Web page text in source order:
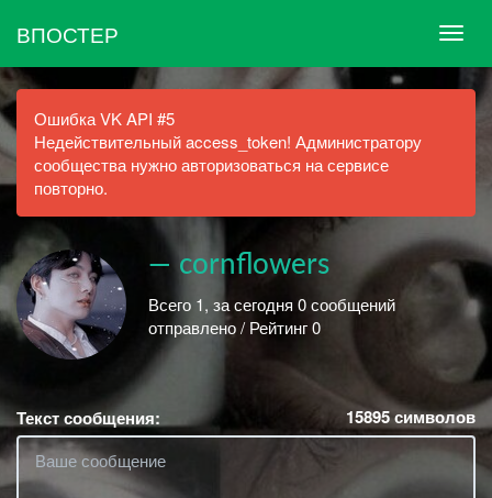
ВПОСТЕР
Ошибка VK API #5
Недействительный access_token! Администратору
сообщества нужно авторизоваться на сервисе
повторно.
— cornflowers
Всего 1, за сегодня 0 сообщений
отправлено / Рейтинг 0
Текст сообщения: 15895символов